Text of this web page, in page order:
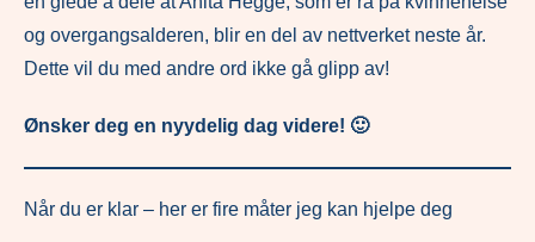
og overgangsalderen, blir en del av nettverket neste år.
Dette vil du med andre ord ikke gå glipp av!
Ønsker deg en nyydelig dag videre! 🙂
Når du er klar – her er fire måter jeg kan hjelpe deg